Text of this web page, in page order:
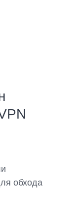
обхода